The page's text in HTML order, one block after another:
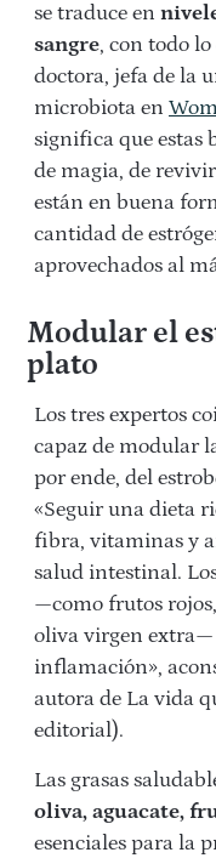
se traduce en
sangre, con todo
doctora, jefa de la
microbiota en
significa que estas
de magia, de
están en buena
cantidad de
aprovechados al
Modular el
plato
Los tres expertos
capaz de modular
por ende, del
«Seguir una dieta
fibra, vitaminas y
salud intestinal.
—como frutos
oliva virgen
inflamación»,
autora de La vida
editorial).
Las grasas
oliva, aguacate,
esenciales para la